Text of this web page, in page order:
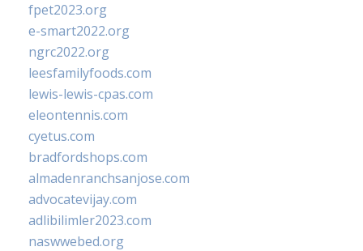
fpet2023.org
e-smart2022.org
ngrc2022.org
leesfamilyfoods.com
lewis-lewis-cpas.com
eleontennis.com
cyetus.com
bradfordshops.com
almadenranchsanjose.com
advocatevijay.com
adlibilimler2023.com
naswwebed.org